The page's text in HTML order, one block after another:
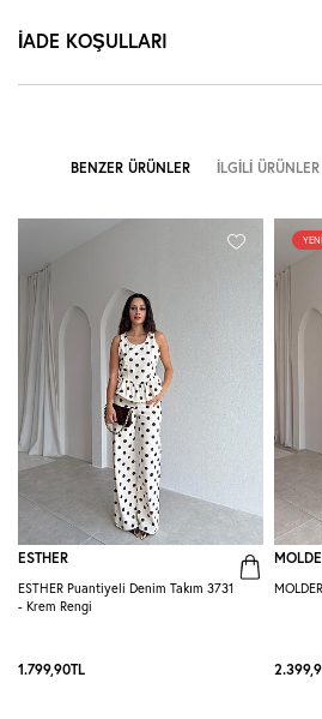
İADE KOŞULLARI
BENZER ÜRÜNLER İLGILI ÜRÜNLER
ESTHER
ESTHER Puantiyeli Denim Takım 3731
- Krem Rengi
1.799,90TL
YENI